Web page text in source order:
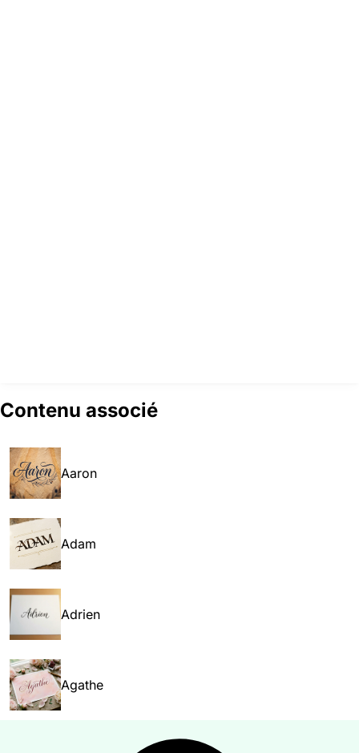
Contenu associé
Aaron
Adam
Adrien
Agathe